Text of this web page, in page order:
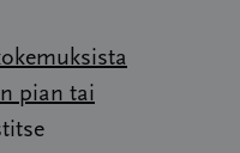
pian tai